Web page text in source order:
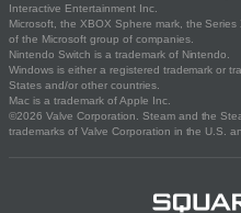
Interactive Entertainment Inc.
Microsoft, the XBOX Sphere mark, the
of the Microsoft group of companies.
Nintendo Switch is a trademark of Nintendo.
Windows is either a registered trademark or
States and/or other countries.
Mac is a trademark of Apple Inc.
©2026 Valve Corporation. Steam and the
trademarks of Valve Corporation in the U.S.